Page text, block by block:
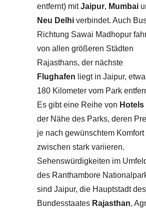
entfernt) mitJaipur, Mumbai
Neu Delhi verbindet. Auch
Richtung Sawai Madhopur
von allen größeren Städten
Rajasthans, der nächste
Flughafen liegt in Jaipur, etwa
180 Kilometer vom Park
Es gibt eine Reihe von Hotels
der Nähe des Parks, deren
je nach gewünschtem Komfort
zwischen stark variieren.
Sehenswürdigkeiten im
des Ranthambore
sind Jaipur, die Hauptstadt des
Bundesstaates Rajasthan,